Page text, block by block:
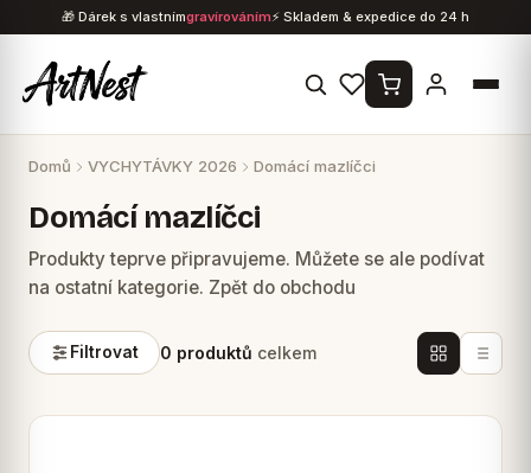
obsah
🎁 Dárek s vlastnímgravírováním⚡ Skladem & expedice do 24 h
Domů VYCHYTÁVKY 2026 Domácí mazlíčci
Domácí mazlíčci
Produkty teprve připravujeme. Můžete se ale podívat
na ostatní kategorie. Zpět do obchodu
Filtrovat 0 produktů celkem